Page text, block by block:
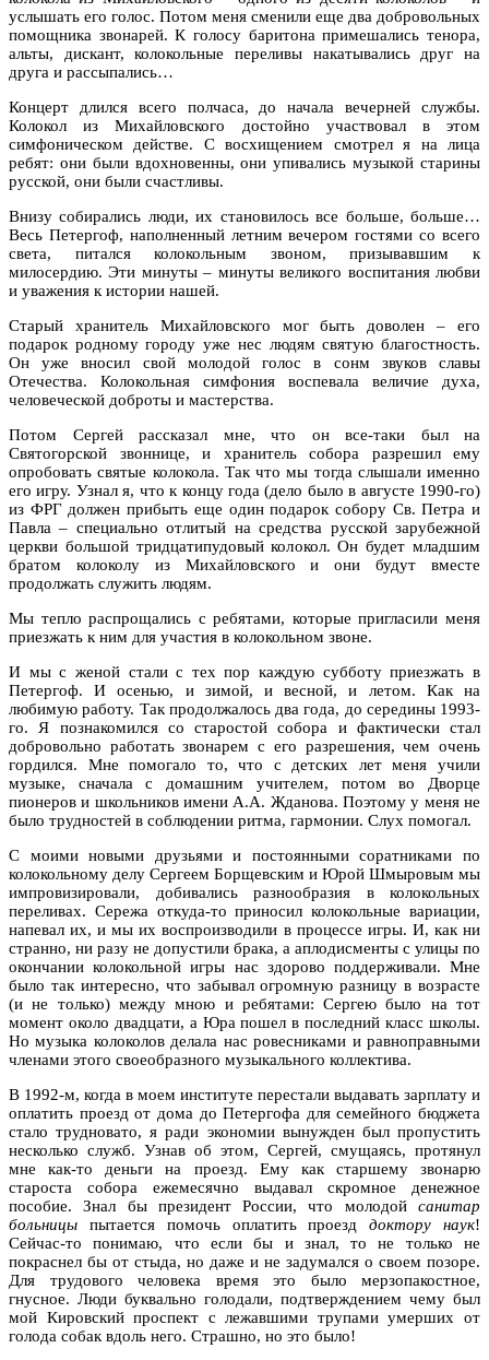
услышать его голос. Потом меня сменили еще два добровольных
помощника звонарей. К голосу баритона примешались тенора,
альты, дискант, колокольные переливы накатывались друг на
друга и рассыпались…
Концерт длился всего полчаса, до начала вечерней службы.
Колокол из Михайловского достойно участвовал в этом
симфоническом действе. С восхищением смотрел я на лица
ребят: они были вдохновенны, они упивались музыкой старины
русской, они были счастливы.
Внизу собирались люди, их становилось все больше, больше…
Весь Петергоф, наполненный летним вечером гостями со всего
света, питался колокольным звоном, призывавшим к
милосердию. Эти минуты – минуты великого воспитания любви
и уважения к истории нашей.
Старый хранитель Михайловского мог быть доволен – его
подарок родному городу уже нес людям святую благостность.
Он уже вносил свой молодой голос в сонм звуков славы
Отечества. Колокольная симфония воспевала величие духа,
человеческой доброты и мастерства.
Потом Сергей рассказал мне, что он все-таки был на
Святогорской звоннице, и хранитель собора разрешил ему
опробовать святые колокола. Так что мы тогда слышали именно
его игру. Узнал я, что к концу года (дело было в августе 1990-го)
из ФРГ должен прибыть еще один подарок собору Св. Петра и
Павла – специально отлитый на средства русской зарубежной
церкви большой тридцатипудовый колокол. Он будет младшим
братом колоколу из Михайловского и они будут вместе
продолжать служить людям.
Мы тепло распрощались с ребятами, которые пригласили меня
приезжать к ним для участия в колокольном звоне.
И мы с женой стали с тех пор каждую субботу приезжать в
Петергоф. И осенью, и зимой, и весной, и летом. Как на
любимую работу. Так продолжалось два года, до середины 1993-
го. Я познакомился со старостой собора и фактически стал
добровольно работать звонарем с его разрешения, чем очень
гордился. Мне помогало то, что с детских лет меня учили
музыке, сначала с домашним учителем, потом во Дворце
пионеров и школьников имени А.А. Жданова. Поэтому у меня не
было трудностей в соблюдении ритма, гармонии. Слух помогал.
С моими новыми друзьями и постоянными соратниками по
колокольному делу Сергеем Борщевским и Юрой Шмыровым мы
импровизировали, добивались разнообразия в колокольных
переливах. Сережа откуда-то приносил колокольные вариации,
напевал их, и мы их воспроизводили в процессе игры. И, как ни
странно, ни разу не допустили брака, а аплодисменты с улицы по
окончании колокольной игры нас здорово поддерживали. Мне
было так интересно, что забывал огромную разницу в возрасте
(и не только) между мною и ребятами: Сергею было на тот
момент около двадцати, а Юра пошел в последний класс школы.
Но музыка колоколов делала нас ровесниками и равноправными
членами этого своеобразного музыкального коллектива.
В 1992-м, когда в моем институте перестали выдавать зарплату и
оплатить проезд от дома до Петергофа для семейного бюджета
стало трудновато, я ради экономии вынужден был пропустить
несколько служб. Узнав об этом, Сергей, смущаясь, протянул
мне как-то деньги на проезд. Ему как старшему звонарю
староста собора ежемесячно выдавал скромное денежное
пособие. Знал бы президент России, что молодой санитар
больницы пытается помочь оплатить проезддоктору наук!
Сейчас-то понимаю, что если бы и знал, то не только не
покраснел бы от стыда, но даже и не задумался о своем позоре.
Для трудового человека время это было мерзопакостное,
гнусное. Люди буквально голодали, подтверждением чему был
мой Кировский проспект с лежавшими трупами умерших от
голода собак вдоль него. Страшно, но это было!